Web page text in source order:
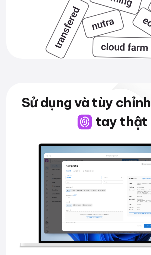
Sử dụng và tùy chỉnh
tay thật